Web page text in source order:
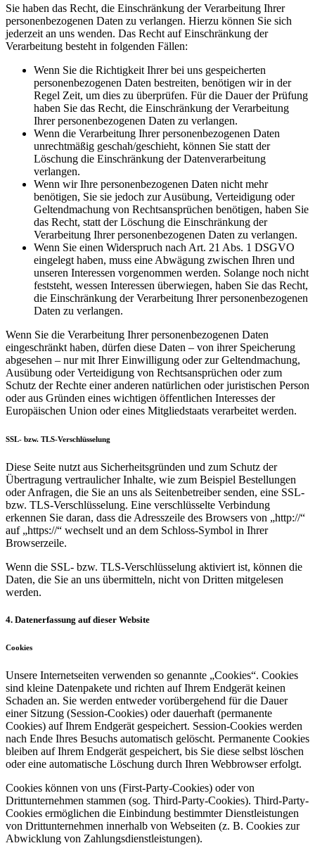
Sie haben das Recht, die Einschränkung der Verarbeitung Ihrer
personenbezogenen Daten zu verlangen. Hierzu können Sie sich
jederzeit an uns wenden. Das Recht auf Einschränkung der
Verarbeitung besteht in folgenden Fällen:
Wenn Sie die Richtigkeit Ihrer bei uns gespeicherten
personenbezogenen Daten bestreiten, benötigen wir in der
Regel Zeit, um dies zu überprüfen. Für die Dauer der Prüfung
haben Sie das Recht, die Einschränkung der Verarbeitung
Ihrer personenbezogenen Daten zu verlangen.
Wenn die Verarbeitung Ihrer personenbezogenen Daten
unrechtmäßig geschah/geschieht, können Sie statt der
Löschung die Einschränkung der Datenverarbeitung
verlangen.
Wenn wir Ihre personenbezogenen Daten nicht mehr
benötigen, Sie sie jedoch zur Ausübung, Verteidigung oder
Geltendmachung von Rechtsansprüchen benötigen, haben Sie
das Recht, statt der Löschung die Einschränkung der
Verarbeitung Ihrer personenbezogenen Daten zu verlangen.
Wenn Sie einen Widerspruch nach Art. 21 Abs. 1 DSGVO
eingelegt haben, muss eine Abwägung zwischen Ihren und
unseren Interessen vorgenommen werden. Solange noch nicht
feststeht, wessen Interessen überwiegen, haben Sie das Recht,
die Einschränkung der Verarbeitung Ihrer personenbezogenen
Daten zu verlangen.
Wenn Sie die Verarbeitung Ihrer personenbezogenen Daten
eingeschränkt haben, dürfen diese Daten – von ihrer Speicherung
abgesehen – nur mit Ihrer Einwilligung oder zur Geltendmachung,
Ausübung oder Verteidigung von Rechtsansprüchen oder zum
Schutz der Rechte einer anderen natürlichen oder juristischen Person
oder aus Gründen eines wichtigen öffentlichen Interesses der
Europäischen Union oder eines Mitgliedstaats verarbeitet werden.
SSL- bzw. TLS-Verschlüsselung
Diese Seite nutzt aus Sicherheitsgründen und zum Schutz der
Übertragung vertraulicher Inhalte, wie zum Beispiel Bestellungen
oder Anfragen, die Sie an uns als Seitenbetreiber senden, eine SSL-
bzw. TLS-Verschlüsselung. Eine verschlüsselte Verbindung
erkennen Sie daran, dass die Adresszeile des Browsers von „http://“
auf „https://“ wechselt und an dem Schloss-Symbol in Ihrer
Browserzeile.
Wenn die SSL- bzw. TLS-Verschlüsselung aktiviert ist, können die
Daten, die Sie an uns übermitteln, nicht von Dritten mitgelesen
werden.
4. Datenerfassung auf dieser Website
Cookies
Unsere Internetseiten verwenden so genannte „Cookies“. Cookies
sind kleine Datenpakete und richten auf Ihrem Endgerät keinen
Schaden an. Sie werden entweder vorübergehend für die Dauer
einer Sitzung (Session-Cookies) oder dauerhaft (permanente
Cookies) auf Ihrem Endgerät gespeichert. Session-Cookies werden
nach Ende Ihres Besuchs automatisch gelöscht. Permanente Cookies
bleiben auf Ihrem Endgerät gespeichert, bis Sie diese selbst löschen
oder eine automatische Löschung durch Ihren Webbrowser erfolgt.
Cookies können von uns (First-Party-Cookies) oder von
Drittunternehmen stammen (sog. Third-Party-Cookies). Third-Party-
Cookies ermöglichen die Einbindung bestimmter Dienstleistungen
von Drittunternehmen innerhalb von Webseiten (z. B. Cookies zur
Abwicklung von Zahlungsdienstleistungen).